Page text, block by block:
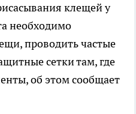
клещей у
необходимо
проводить частые
сетки там, где
об этом сообщает